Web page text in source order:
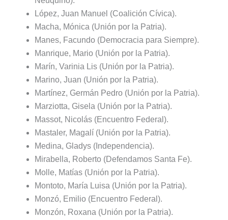
López, Juan Manuel (Coalición Cívica).
Macha, Mónica (Unión por la Patria).
Manes, Facundo (Democracia para Siempre).
Manrique, Mario (Unión por la Patria).
Marín, Varinia Lis (Unión por la Patria).
Marino, Juan (Unión por la Patria).
Martínez, Germán Pedro (Unión por la Patria).
Marziotta, Gisela (Unión por la Patria).
Massot, Nicolás (Encuentro Federal).
Mastaler, Magalí (Unión por la Patria).
Medina, Gladys (Independencia).
Mirabella, Roberto (Defendamos Santa Fe).
Molle, Matías (Unión por la Patria).
Montoto, María Luisa (Unión por la Patria).
Monzó, Emilio (Encuentro Federal).
Monzón, Roxana (Unión por la Patria).